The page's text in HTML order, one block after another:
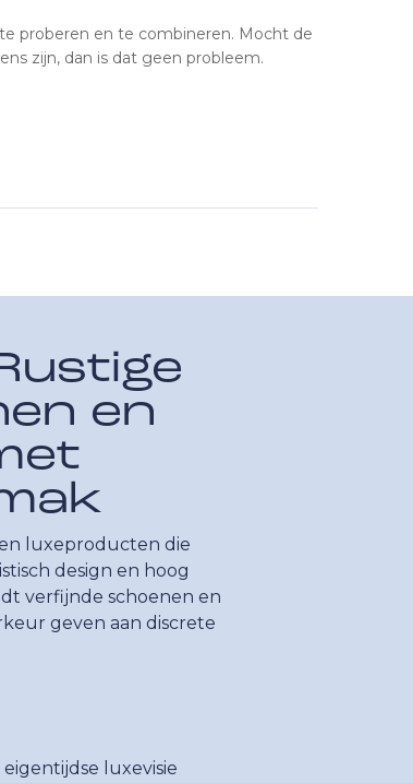
proberen en te combineren. Mocht de
zijn, dan is dat geen probleem.
en
luxeproducten die
design en hoog
verfijnde schoenen en
geven aan discrete
luxevisie